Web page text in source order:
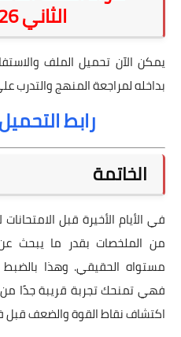
الثاني 2026 PDF
يمكن الآن تحميل الملف
بداخله لمراجعة المنهج والتدرب
رابط
الخاتمة
في الأيام الأخيرة قبل
من الملخصات بقدر ما يبحث
مستواه الحقيقي. وهذا بالضبط
فهي تمنحك تجربة قريبة جدًا
اكتشاف نقاط القوة والضعف قبل